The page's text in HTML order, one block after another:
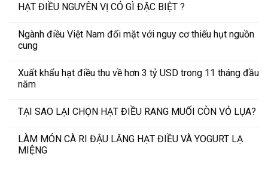
HẠT ĐIỀU NGUYÊN VỊ CÓ GÌ ĐẶC BIỆT ?
Ngành điều Việt Nam đối mặt với nguy cơ thiếu hụt nguồn
cung
Xuất khẩu hạt điều thu về hơn 3 tỷ USD trong 11 tháng đầu
năm
TẠI SAO LẠI CHỌN HẠT ĐIỀU RANG MUỐI CÒN VỎ LỤA?
LÀM MÓN CÀ RI ĐẬU LĂNG HẠT ĐIỀU VÀ YOGURT LẠ
MIỆNG